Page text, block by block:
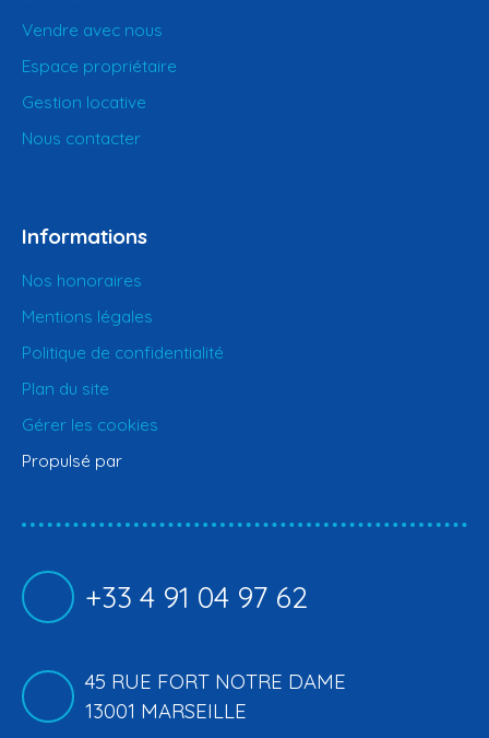
Vendre avec nous
Espace propriétaire
Gestion locative
Nous contacter
Informations
Nos honoraires
Mentions légales
Politique de confidentialité
Plan du site
Gérer les cookies
Propulsé par
+33 4 91 04 97 62
45 RUE FORT NOTRE DAME
13001 MARSEILLE